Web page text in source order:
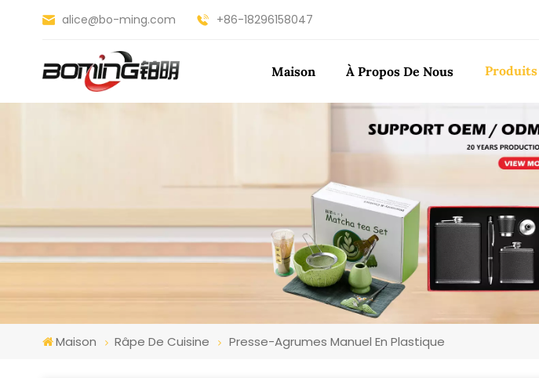
alice@bo-ming.com +86-18296158047
Maison À Propos De Nous Produits
Maison Râpe De Cuisine Presse-Agrumes Manuel En Plastique